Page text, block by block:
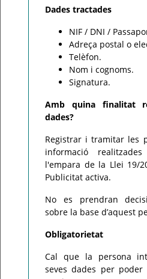
Dades tractades
NIF / DNI /
Adreça postal o
Telèfon.
Nom i cognoms.
Signatura.
Amb quina finalitat
dades?
Registrar i tramitar les
informació
l'empara de la Llei 19/
Publicitat activa.
No es prendran
sobre la base d’aquest
Obligatorietat
Cal que la persona
seves dades per